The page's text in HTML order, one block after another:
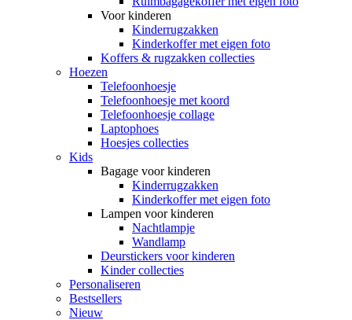
Voor kinderen
Kinderrugzakken
Kinderkoffer met eigen foto
Koffers & rugzakken collecties
Hoezen
Telefoonhoesje
Telefoonhoesje met koord
Telefoonhoesje collage
Laptophoes
Hoesjes collecties
Kids
Bagage voor kinderen
Kinderrugzakken
Kinderkoffer met eigen foto
Lampen voor kinderen
Nachtlampje
Wandlamp
Deurstickers voor kinderen
Kinder collecties
Personaliseren
Bestsellers
Nieuw